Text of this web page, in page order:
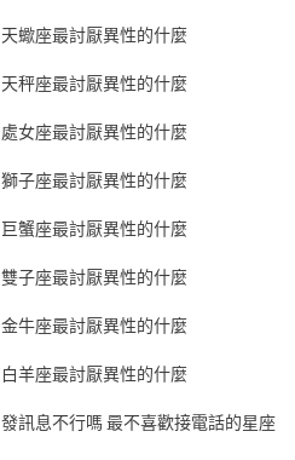
天蠍座最討厭異性的什麼
天秤座最討厭異性的什麼
處女座最討厭異性的什麼
獅子座最討厭異性的什麼
巨蟹座最討厭異性的什麼
雙子座最討厭異性的什麼
金牛座最討厭異性的什麼
白羊座最討厭異性的什麼
發訊息不行嗎 最不喜歡接電話的星座